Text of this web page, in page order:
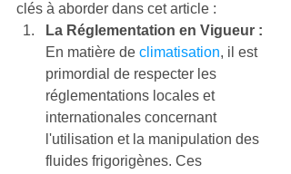
clés à aborder dans cet article :
La Réglementation en Vigueur :
En matière de climatisation, il est
primordial de respecter les
réglementations locales et
internationales concernant
l'utilisation et la manipulation des
fluides frigorigènes. Ces